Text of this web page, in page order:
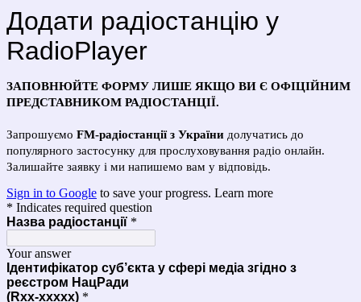
Додати радіостанцію у
RadioPlayer
ЗАПОВНЮЙТЕ ФОРМУ ЛИШЕ ЯКЩО ВИ Є ОФІЦІЙНИМ
ПРЕДСТАВНИКОМ РАДІОСТАНЦІЇ.
Запрошуємо FM-радіостанції з України долучатись до
популярного застосунку для прослуховування радіо онлайн.
Залишайте заявку і ми напишемо вам у відповідь.
Sign in to Google to save your progress. Learn more
* Indicates required question
Назва радіостанції *
Your answer
Ідентифікатор суб’єкта у сфері медіа згідно з
реєстром НацРади
(Rxx-xxxxx) *